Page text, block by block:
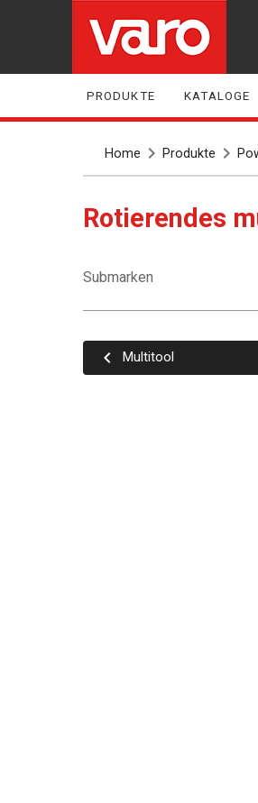
PRODUKTE KATALOGE
Home Produkte
Rotierendes
Submarken
Multitool